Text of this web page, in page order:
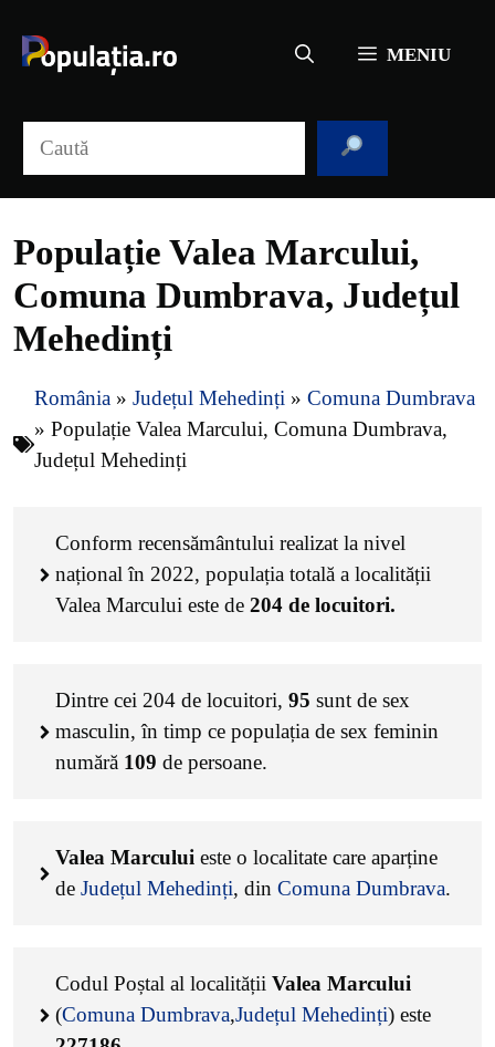
conținut
MENIU
Populație Valea Marcului,
Comuna Dumbrava, Județul
Mehedinți
România » Județul Mehedinți » Comuna Dumbrava
» Populație Valea Marcului, Comuna Dumbrava,
Județul Mehedinți
Conform recensământului realizat la nivel
național în 2022, populația totală a localității
Valea Marcului este de 204 de locuitori.
Dintre cei 204 de locuitori, 95 sunt de sex
masculin, în timp ce populația de sex feminin
numără 109 de persoane.
Valea Marcului este o localitate care aparține
de Județul Mehedinți, din Comuna Dumbrava.
Codul Poștal al localității Valea Marcului
(Comuna Dumbrava,Județul Mehedinți) este